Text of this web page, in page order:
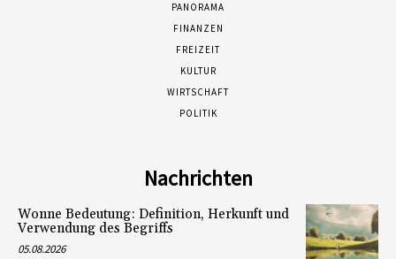
PANORAMA
FINANZEN
FREIZEIT
KULTUR
WIRTSCHAFT
POLITIK
Nachrichten
Wonne Bedeutung: Definition, Herkunft und
Verwendung des Begriffs
05.08.2026